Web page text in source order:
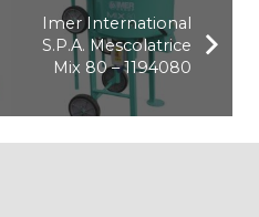
Imer International
S.P.A. Mescolatrice
Mix 80 – 1194080